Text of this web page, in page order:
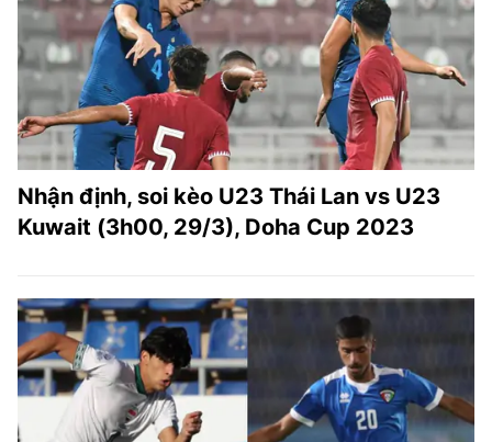
Nhận định, soi kèo U23 Thái Lan vs U23
Kuwait (3h00, 29/3), Doha Cup 2023